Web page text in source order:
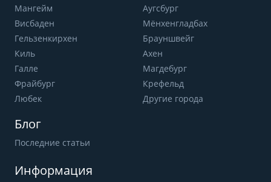
Мангейм
Аугсбург
Висбаден
Мёнхенгладбах
Гельзенкирхен
Брауншвейг
Киль
Ахен
Галле
Магдебург
Фрайбург
Крефельд
Любек
Другие города
Блог
Последние статьи
Информация